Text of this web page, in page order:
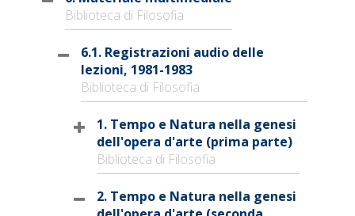
Biblioteca di Filosofia
6.1. Registrazioni audio delle
lezioni, 1981-1983
Biblioteca di Filosofia
1. Tempo e Natura nella genesi
dell'opera d'arte (prima parte)
Biblioteca di Filosofia
2. Tempo e Natura nella genesi